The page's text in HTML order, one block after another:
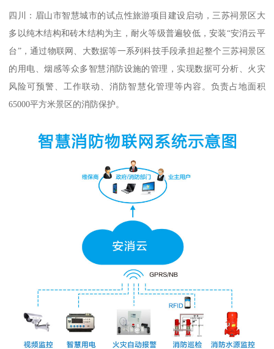
四川：眉山市智慧城市的试点性旅游项目建设启动，三苏祠景区大
多以纯木结构和砖木结构为主，耐火等级普遍较低，安装“安消云平
台”，通过物联网、大数据等一系列科技手段承担起整个三苏祠景区
的用电、烟感等众多智慧消防设施的管理，实现数据可分析、火灾
风险可预警、工作联动、消防智慧化管理等内容。负责占地面积
65000平方米景区的消防保护。